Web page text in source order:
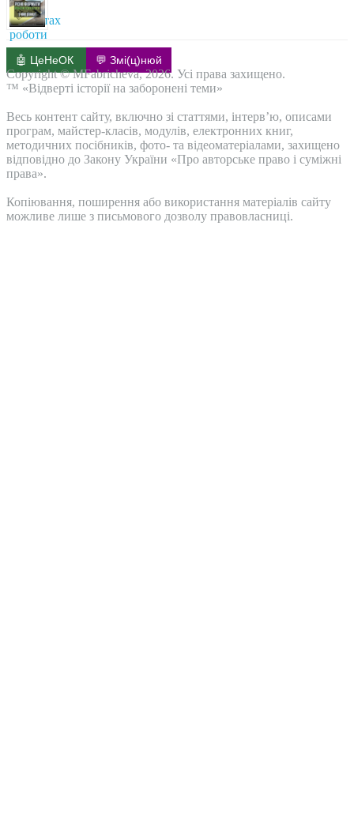
🤖 ЦеНеОК 💬 Змі(ц)нюй
Copyright © MFabricheva, 2026. Усі права захищено.
™ «Відверті історії на заборонені теми»
Весь контент сайту, включно зі статтями, інтерв’ю, описами
програм, майстер-класів, модулів, електронних книг,
методичних посібників, фото- та відеоматеріалами, захищено
відповідно до Закону України «Про авторське право і суміжні
права».
Копіювання, поширення або використання матеріалів сайту
можливе лише з письмового дозволу правовласниці.